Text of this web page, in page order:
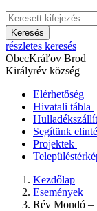
Keresés
részletes keresés
ObecKráľov Brod
Királyrév község
Elérhetőség
Hivatali tábla
Segítünk
Projektek
Kezdőlap
Események
Rév Mondó –